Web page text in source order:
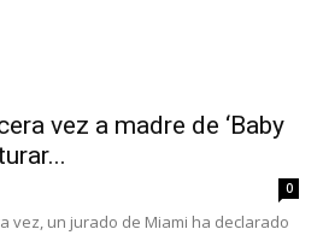
vez a madre de ‘Baby
0
vez, un jurado de Miami ha declarado